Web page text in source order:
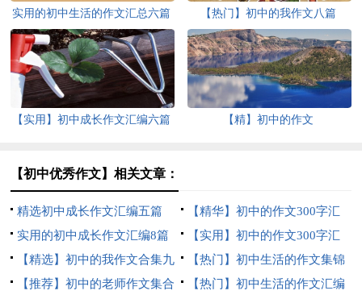
实用的初中生活的作文汇总六篇 【热门】初中的我作文八篇
【实用】初中成长作文汇编六篇 【精】初中的作文
【初中优秀作文】相关文章：
精选初中成长作文汇编五篇
【精华】初中的作文300字汇
总六篇
实用的初中成长作文汇编8篇
【实用】初中的作文300字汇
总十篇
【精选】初中的我作文合集九
篇
【热门】初中生活的作文集锦
五篇
【推荐】初中的老师作文集合 【热门】初中生活的作文汇编